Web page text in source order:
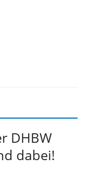
DHBW
dabei!